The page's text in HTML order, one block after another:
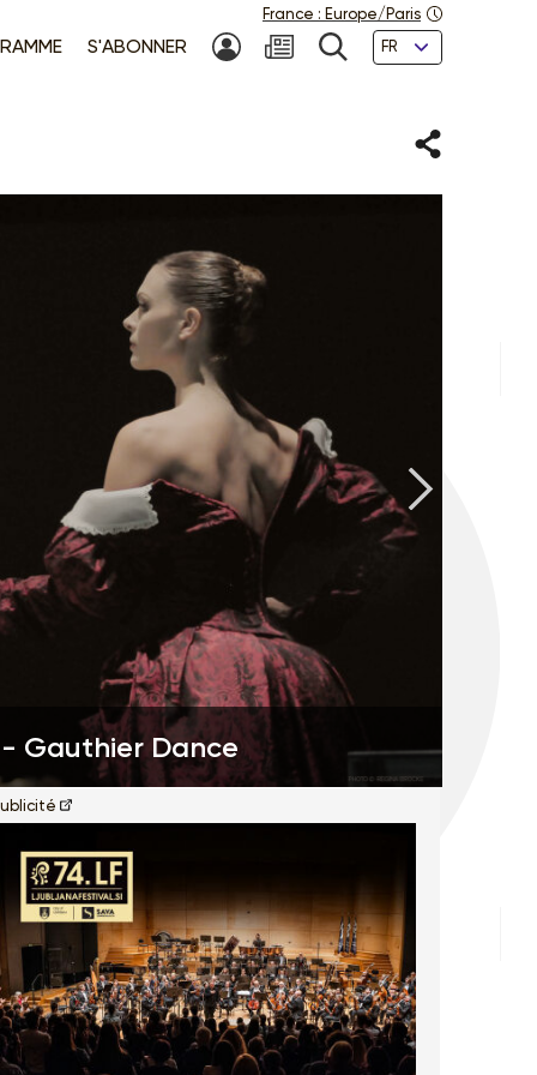
S'ABONNER MON COMPTE
NEWSLETTER
RECHERCHE
Langues
France : Europe/Paris
Partager
Gauthier Dance